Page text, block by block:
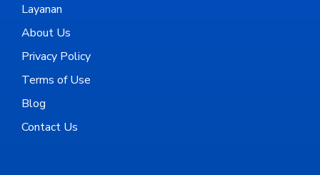
Layanan
About Us
Privacy Policy
Terms of Use
Blog
Contact Us